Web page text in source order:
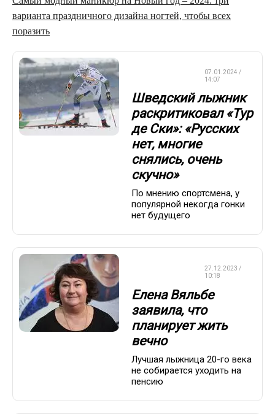
варианта праздничного дизайна ногтей, чтобы всех
поразить
07.01.2024 /
14:07
Шведский лыжник
раскритиковал «Тур
де Ски»: «Русских
нет, многие
снялись, очень
скучно»
По мнению спортсмена, у
популярной некогда гонки
нет будущего
27.12.2023 /
10:18
Елена Вяльбе
заявила, что
планирует жить
вечно
Лучшая лыжница 20-го века
не собирается уходить на
пенсию